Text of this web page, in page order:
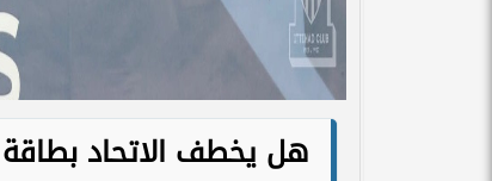
هل يخطف الاتحاد بطاقة